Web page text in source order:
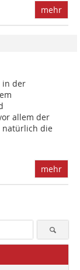
mehr
in der
allem der
natürlich die
mehr